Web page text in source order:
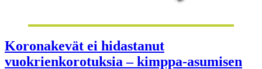
Koronakevät ei hidastanut
vuokrienkorotuksia – kimppa-asumisen